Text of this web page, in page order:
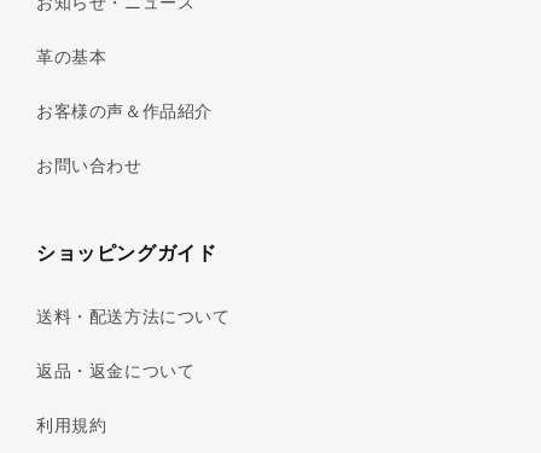
革の基本
お客様の声＆作品紹介
お問い合わせ
ショッピングガイド
送料・配送方法について
返品・返金について
利用規約